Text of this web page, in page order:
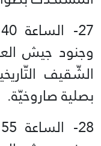
وجنود جيش
الشّقيف
بصلية صاروخيّة.